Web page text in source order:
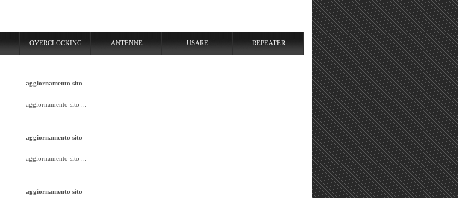
aggiornamento sito
aggiornamento sito ...
aggiornamento sito
aggiornamento sito ...
aggiornamento sito
OVERCLOCKING ANTENNE USARE REPEATER